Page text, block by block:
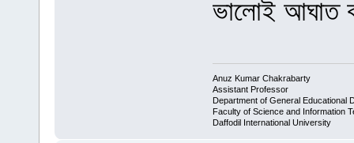
ভালোই আঘাত
Anuz Kumar Chakrabarty
Assistant Professor
Department of General Educational
Faculty of Science and Information
Daffodil International University